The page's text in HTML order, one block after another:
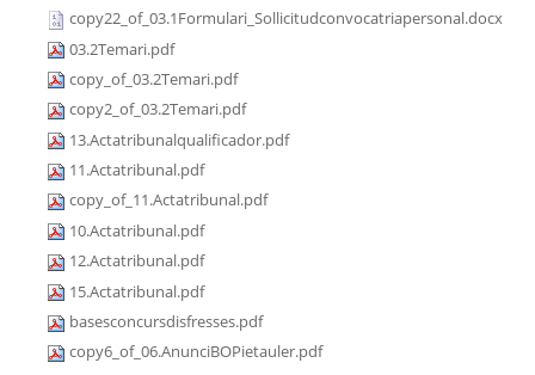
copy22_of_03.1Formulari_Sollicitudconvocatriapersonal.docx
03.2Temari.pdf
copy_of_03.2Temari.pdf
copy2_of_03.2Temari.pdf
13.Actatribunalqualificador.pdf
11.Actatribunal.pdf
copy_of_11.Actatribunal.pdf
10.Actatribunal.pdf
12.Actatribunal.pdf
15.Actatribunal.pdf
basesconcursdisfresses.pdf
copy6_of_06.AnunciBOPietauler.pdf